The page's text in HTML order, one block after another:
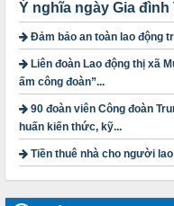
Thời gian đăng: 23/09/
lượt xem: 4195 | lượt
3716/TLD-TC
Công văn hướng dẫn
đoàn khi đơn vị sát
Thời gian đăng: 13/04/
lượt xem: 2001 | lượt
60/TB-LĐLĐ
Thông báo công khai dự
LĐLĐ tỉnh Điện Biên
Ý nghĩa ngày Gia đình
Đảm bảo an toàn lao động
Liên đoàn Lao động thị xã
ấm công đoàn”...
90 đoàn viên Công đoàn
huấn kiến thức, kỹ...
Tiền thuê nhà cho người